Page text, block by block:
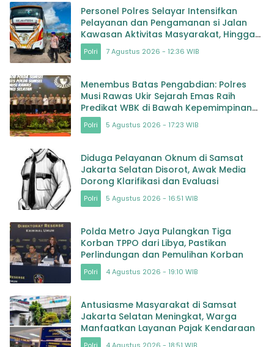
Personel Polres Selayar Intensifkan
Pelayanan dan Pengamanan si Jalan
Kawasan Aktivitas Masyarakat, Hingga
Pelabuhan
Polri 7 Agustus 2026 - 12:36 WIB
Menembus Batas Pengabdian: Polres
Musi Rawas Ukir Sejarah Emas Raih
Predikat WBK di Bawah Kepemimpinan
AKBP Agung Adhitya Prananta
Polri 5 Agustus 2026 - 17:23 WIB
Diduga Pelayanan Oknum di Samsat
Jakarta Selatan Disorot, Awak Media
Dorong Klarifikasi dan Evaluasi
Polri 5 Agustus 2026 - 16:51 WIB
Polda Metro Jaya Pulangkan Tiga
Korban TPPO dari Libya, Pastikan
Perlindungan dan Pemulihan Korban
Polri 4 Agustus 2026 - 19:10 WIB
Antusiasme Masyarakat di Samsat
Jakarta Selatan Meningkat, Warga
Manfaatkan Layanan Pajak Kendaraan
Polri 4 Agustus 2026 - 18:51 WIB